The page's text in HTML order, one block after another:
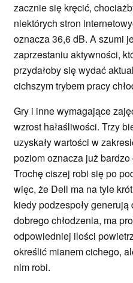
zacznie się kręcić,
niektórych stron
oznacza 36,6 dB. A szumi
zaprzestaniu aktywności,
przydałoby się wydać
cichszym trybem pracy
Gry i inne wymagające
wzrost hałaśliwości. Trzy
uzyskały wartości w
poziom oznacza już
Trochę ciszej robi się po
więc, że Dell ma na tyle
kiedy podzespoły
dobrego chłodzenia, ma
odpowiedniej ilości
określić mianem cichego,
nim robi.